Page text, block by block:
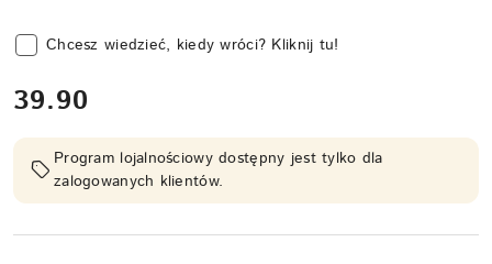
Chcesz wiedzieć, kiedy wróci? Kliknij tu!
cena:
39.90
Program lojalnościowy dostępny jest tylko dla
zalogowanych klientów.